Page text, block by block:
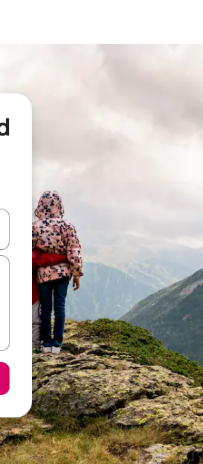
keuze met je de pijltjestoetsen omhoog en